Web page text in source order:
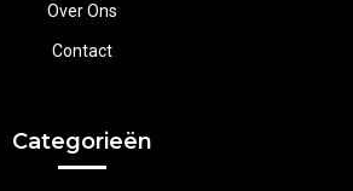
Over Ons
Contact
Categorieën